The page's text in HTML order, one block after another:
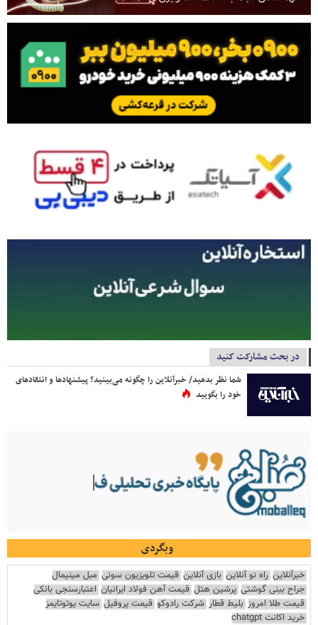
در بحث مشارکت کنید
شما نظر بدهید/ خبرآنلاین را چگونه می‌بینید؟ پیشنهادها و انتقادهای
خود را بگویید
وبگردی
خبرآنلاین راه نو آنلاین بازی آنلاین قیمت تلویزیون سونی مبل مینیمال
جراح بینی گوشتی پرشین هتل قیمت آهن فولاد ایرانیان اعتبارسنجی بانکی
قیمت طلا امروز بلیط قطار شرکت رادوکو قیمت پروفیل سایت یوتوتایمز
خرید اکانت chatgpt